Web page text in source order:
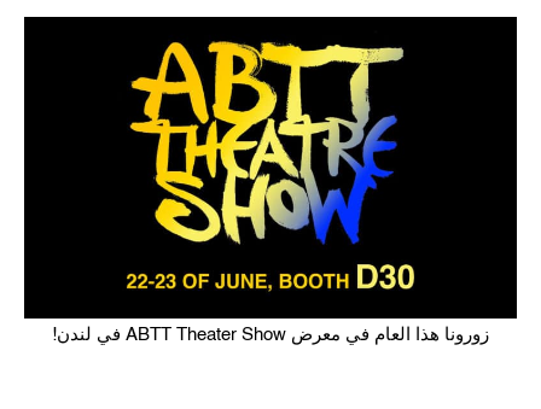
زورونا هذا العام في معرض ABTT Theater Show في لندن!